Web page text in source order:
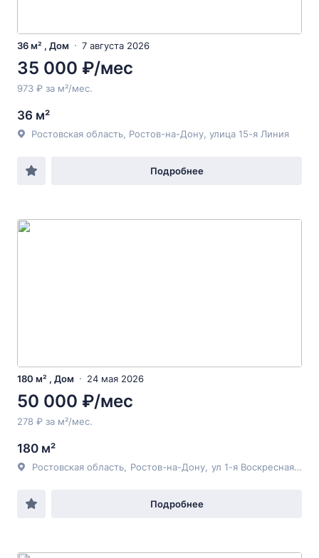
36 м² , Дом 7 августа 2026
35 000 ₽/мес
973 ₽ за м²/мес.
36 м²
Ростовская область, Ростов-на-Дону, улица 15-я Линия
Подробнее
180 м² , Дом 24 мая 2026
50 000 ₽/мес
278 ₽ за м²/мес.
180 м²
Ростовская область Ростов-на-Дону ул 1-я Воскресная, 33
Подробнее